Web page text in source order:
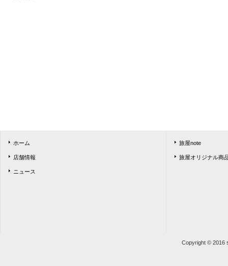
ホーム
店舗情報
ニュース
旅屋note
旅屋オリジナル商
Copyright © 2016